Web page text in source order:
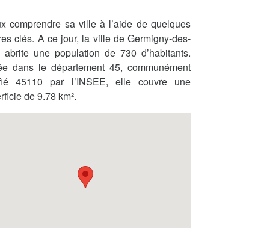
comprendre sa ville à l’aide de quelques
clés. A ce jour, la ville de Germigny-des-
abrite une population de 730 d’habitants.
dans le département 45, communément
45110 par l’INSEE, elle couvre une
de 9.78 km².